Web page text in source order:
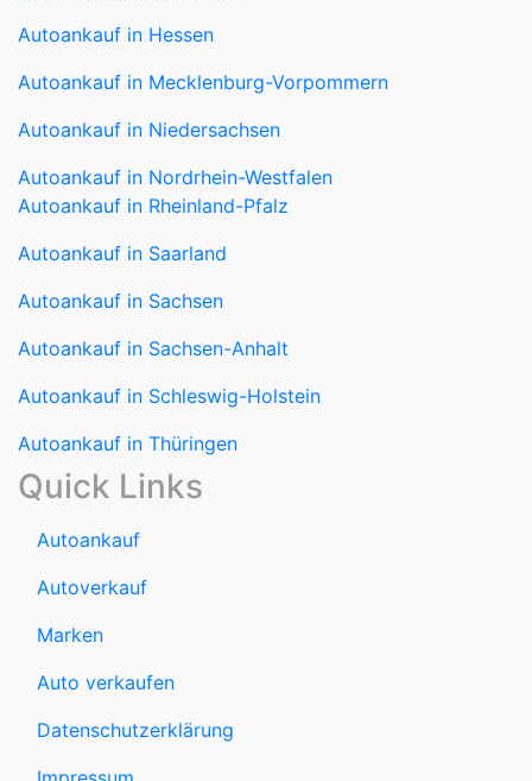
Autoankauf in Niedersachsen
Autoankauf in Rheinland-Pfalz
Autoankauf in Thüringen
Quick Links